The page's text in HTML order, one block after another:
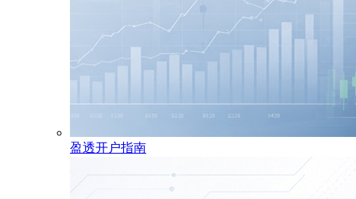
盈透开户指南